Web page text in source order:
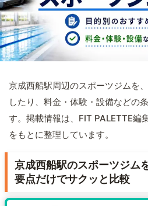
京成西船駅周辺のスポーツジムを
したり、料金・体験・設備などの
す。掲載情報は、FIT PALETTE編
をもとに整理しています。
京成西船駅のスポーツジム
要点だけでサクッと比較